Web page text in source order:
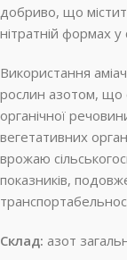
добриво, що
нітратній формах у
Використання
рослин азотом, що
органічної
вегетативних
врожаю
показників,
Склад: азот